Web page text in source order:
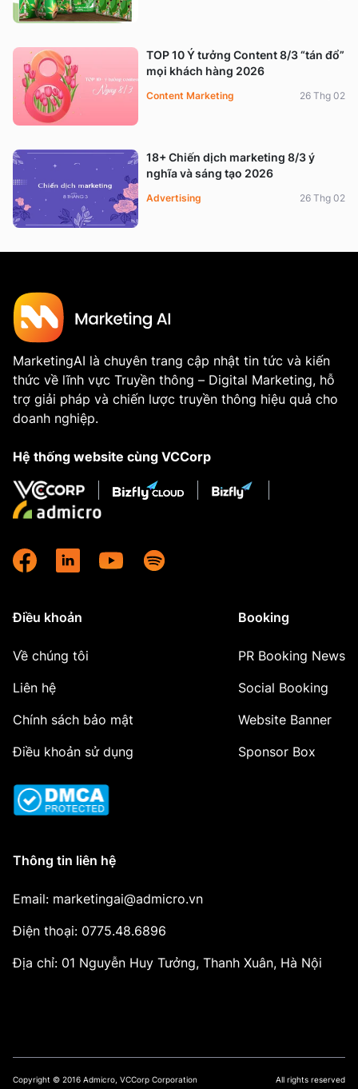
TOP 10 Ý tưởng Content 8/3 “tán đổ”
mọi khách hàng 2026
Content Marketing 26 Thg 02
18+ Chiến dịch marketing 8/3 ý
nghĩa và sáng tạo 2026
Advertising 26 Thg 02
MarketingAI là chuyên trang cập nhật tin tức và kiến
thức về lĩnh vực Truyền thông – Digital Marketing, hỗ
trợ giải pháp và chiến lược truyền thông hiệu quả cho
doanh nghiệp.
Hệ thống website cùng VCCorp
Điều khoản
Về chúng tôi
Liên hệ
Chính sách bảo mật
Điều khoản sử dụng
Booking
PR Booking News
Social Booking
Website Banner
Sponsor Box
Thông tin liên hệ
Email: marketingai@admicro.vn
Điện thoại: 0775.48.6896
Địa chỉ: 01 Nguyễn Huy Tưởng, Thanh Xuân, Hà Nội
Copyright © 2016 Admicro, VCCorp Corporation All rights reserved